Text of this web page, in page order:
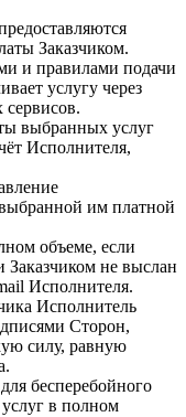
Заказчиком.
и правилами подачи
услугу через
выбранных услуг
Исполнителя,
им платной
объеме, если
Заказчиком не выслан
Исполнителя.
Исполнитель
Сторон,
силу, равную
бесперебойного
в полном